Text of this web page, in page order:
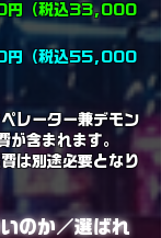
円（税込33,000
円（税込55,000
レーター兼デモン
が含まれます。
は別途必要となり
のか／選ばれ